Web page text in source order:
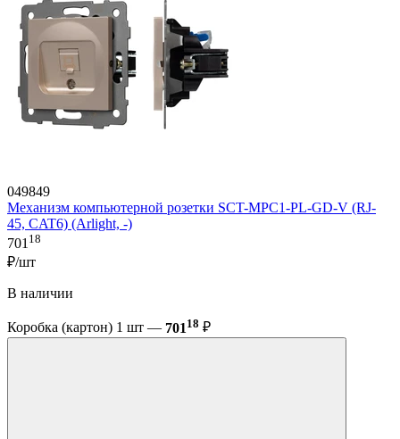
049849
Механизм компьютерной розетки SCT-MPC1-PL-GD-V (RJ-
45, CAT6) (Arlight, -)
70118
₽/шт
В наличии
Коробка (картон) 1 шт — 701 18 ₽